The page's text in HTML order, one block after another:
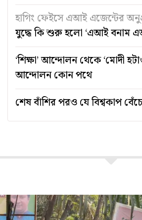
হাগিং ফেইসে এআই এজেন্টের
যুদ্ধে কি শুরু হলো ‘এআই বনাম
‘শিক্ষা’ আন্দোলন থেকে ‘মোদী
আন্দোলন কোন পথে
শেষ বাঁশির পরও যে বিশ্বকাপ